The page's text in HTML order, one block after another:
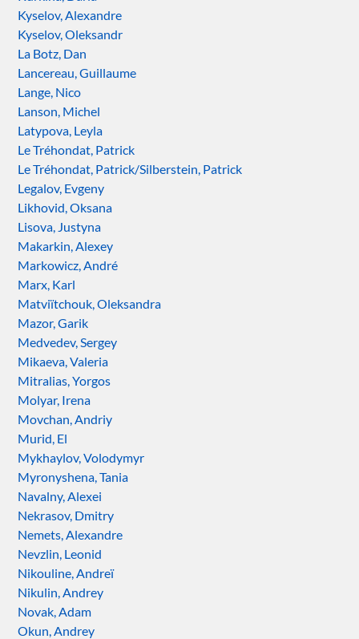
Kyselov, Alexandre
Kyselov, Oleksandr
La Botz, Dan
Lancereau, Guillaume
Lange, Nico
Lanson, Michel
Latypova, Leyla
Le Tréhondat, Patrick
Le Tréhondat, Patrick/Silberstein, Patrick
Legalov, Evgeny
Likhovid, Oksana
Lisova, Justyna
Makarkin, Alexey
Markowicz, André
Marx, Karl
Matviïtchouk, Oleksandra
Mazor, Garik
Medvedev, Sergey
Mikaeva, Valeria
Mitralias, Yorgos
Molyar, Irena
Movchan, Andriy
Murid, El
Mykhaylov, Volodymyr
Myronyshena, Tania
Navalny, Alexei
Nekrasov, Dmitry
Nemets, Alexandre
Nevzlin, Leonid
Nikouline, Andreï
Nikulin, Andrey
Novak, Adam
Okun, Andrey